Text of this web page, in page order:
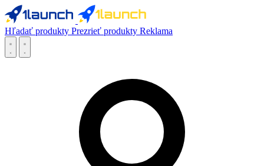
Hľadať produkty Prezrieť produkty Reklama